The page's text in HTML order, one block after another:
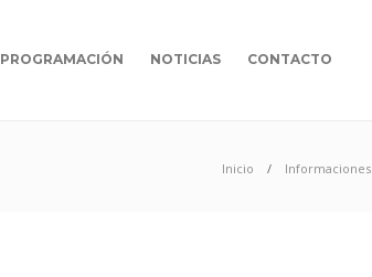
PROGRAMACIÓN NOTICIAS CONTACTO
Inicio Informaciones